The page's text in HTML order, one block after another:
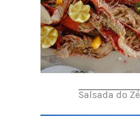
Salsada do Zé